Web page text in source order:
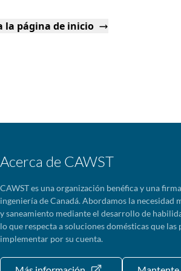
la página de inicio
Acerca de CAWST
CAWST es una organización benéfica y una
ingeniería de Canadá. Abordamos la necesidad
y saneamiento mediante el desarrollo de
lo que respecta a soluciones domésticas que las
implementar por su cuenta.